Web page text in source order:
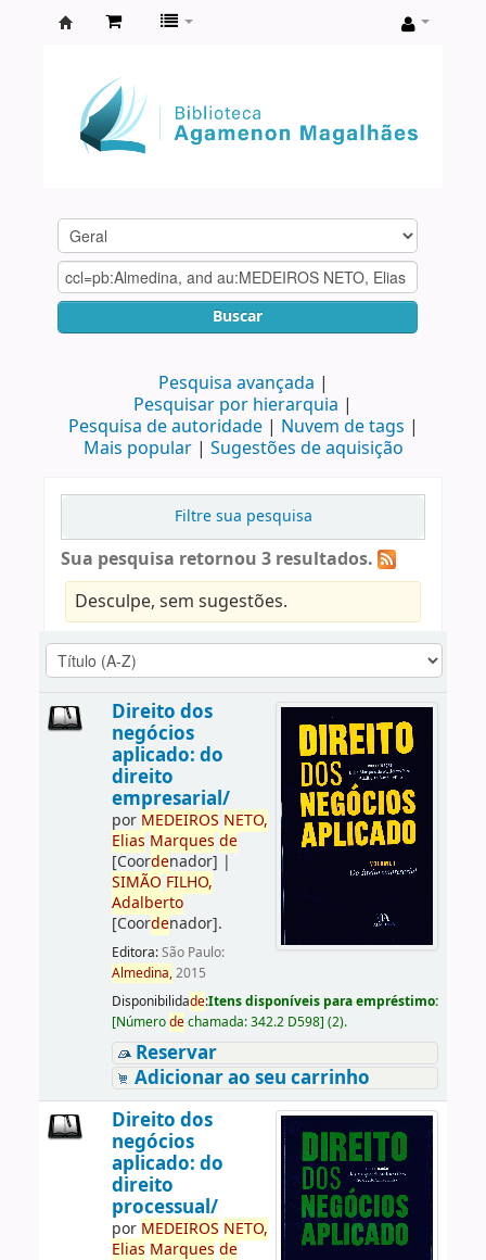
Agamenon
Magalhães
Buscar
Pesquisa avançada
Pesquisar por hierarquia
Pesquisa de autoridade
Nuvem de tags
Mais popular
Sugestões de aquisição
Filtre sua pesquisa
Sua pesquisa retornou 3 resultados.
Desculpe, sem sugestões.
Direito dos
negócios
aplicado: do
direito
empresarial/
por MEDEIROS NETO,
Elias Marques de
[Coordenador] |
SIMÃO FILHO,
Adalberto
[Coordenador].
Editora:São Paulo:
Almedina,2015
Disponibilidade:Itens disponíveis para empréstimo:
[Númerodechamada:342.2 D598] (2).
Reservar
Adicionar ao seu carrinho
Direito dos
negócios
aplicado: do
direito
processual/
por MEDEIROS NETO,
Elias Marques de